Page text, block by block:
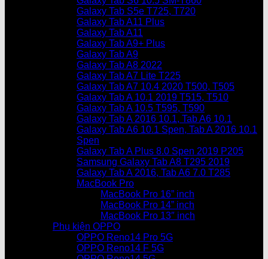
Galaxy Tab S5e T725, T720
Galaxy Tab A11 Plus
Galaxy Tab A11
Galaxy Tab A9+ Plus
Galaxy Tab A9
Galaxy Tab A8 2022
Galaxy Tab A7 Lite T225
Galaxy Tab A7 10.4 2020 T500, T505
Galaxy Tab A 10.1 2019 T515, T510
Galaxy Tab A 10.5 T595, T590
Galaxy Tab A 2016 10.1, Tab A6 10.1
Galaxy Tab A6 10.1 Spen, Tab A 2016 10.1
Spen
Galaxy Tab A Plus 8.0 Spen 2019 P205
Samsung Galaxy Tab A8 T295 2019
Galaxy Tab A 2016, Tab A6 7.0 T285
MacBook Pro
MacBook Pro 16” inch
MacBook Pro 14” inch
MacBook Pro 13″ inch
Phụ kiện OPPO
OPPO Reno14 Pro 5G
OPPO Reno14 F 5G